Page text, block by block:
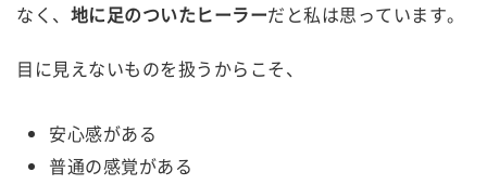
なく、 地に足のついたヒーラーだと私は思っています。
目に見えないものを扱うからこそ、
安心感がある
普通の感覚がある